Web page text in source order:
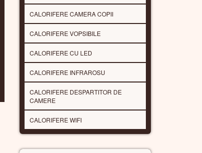
CALORIFERE CAMERA COPII
CALORIFERE VOPSIBILE
CALORIFERE CU LED
CALORIFERE INFRAROSU
CALORIFERE DESPARTITOR DE
CAMERE
CALORIFERE WIFI